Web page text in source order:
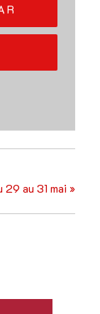
29 au 31 mai »